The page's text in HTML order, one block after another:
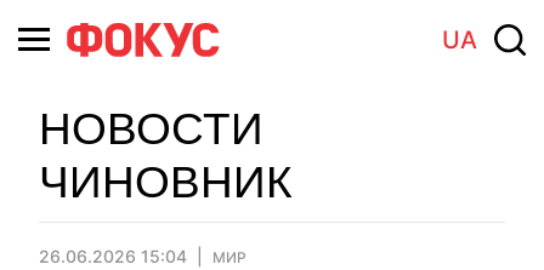
UA
НОВОСТИ
ЧИНОВНИК
26.06.2026 15:04 МИР